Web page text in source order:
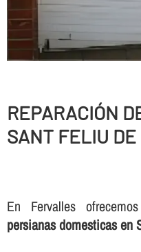
REPARACIÓN
SANT FELIU DE
En Fervalles
persianas domesticas en